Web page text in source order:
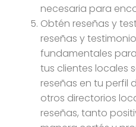
necesaria para
Obtén reseñas y
reseñas y
fundamentales para
tus clientes locales
reseñas en tu perfil
otros directorios
reseñas, tanto